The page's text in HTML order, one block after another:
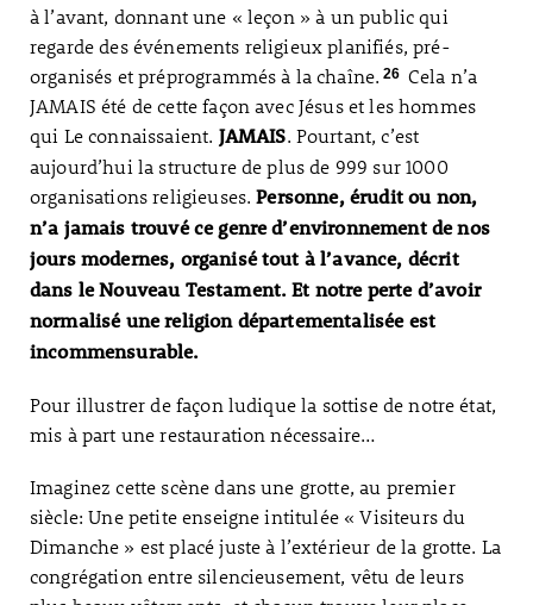
à l’avant, donnant une « leçon » à un public qui
regarde des événements religieux planifiés, pré-
organisés et préprogrammés à la chaîne. 26 Cela n’a
JAMAIS été de cette façon avec Jésus et les hommes
qui Le connaissaient. JAMAIS. Pourtant, c’est
aujourd’hui la structure de plus de 999 sur 1000
organisations religieuses.Personne, érudit ou non,
n’a jamais trouvé ce genre d’environnement de nos
jours modernes, organisé tout à l’avance, décrit
dans le Nouveau Testament. Et notre perte d’avoir
normalisé une religion départementalisée est
incommensurable.
Pour illustrer de façon ludique la sottise de notre état,
mis à part une restauration nécessaire…
Imaginez cette scène dans une grotte, au premier
siècle: Une petite enseigne intitulée « Visiteurs du
Dimanche » est placé juste à l’extérieur de la grotte. La
congrégation entre silencieusement, vêtu de leurs